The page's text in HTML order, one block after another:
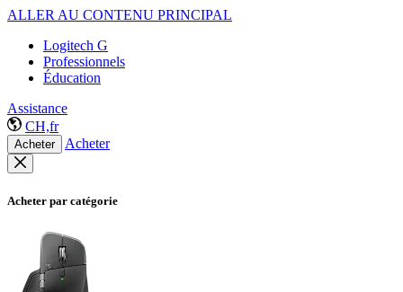
ALLER AU CONTENU PRINCIPAL
Logitech G
Professionnels
Éducation
Assistance
CH,fr
Acheter Acheter
Acheter par catégorie